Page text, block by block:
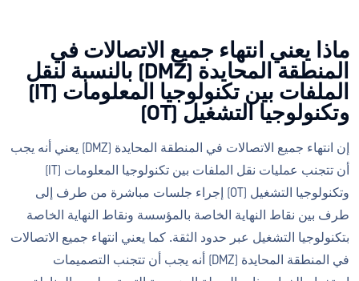
ماذا يعني انتهاء جميع الاتصالات في
المنطقة المحايدة (DMZ) بالنسبة لنقل
الملفات بين تكنولوجيا المعلومات (IT)
وتكنولوجيا التشغيل (OT)
إن انتهاء جميع الاتصالات في المنطقة المحايدة (DMZ) يعني أنه يجب
أن تتجنب عمليات نقل الملفات بين تكنولوجيا المعلومات (IT)
وتكنولوجيا التشغيل (OT) إجراء جلسات مباشرة من طرف إلى
طرف بين نقاط النهاية الخاصة بالمؤسسة ونقاط النهاية الخاصة
بتكنولوجيا التشغيل عبر حدود الثقة. كما يعني انتهاء جميع الاتصالات
في المنطقة المحايدة (DMZ) أنه يجب أن تتجنب التصميمات